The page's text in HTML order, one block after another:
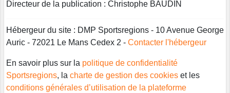
Directeur de la publication : Christophe BAUDIN
Hébergeur du site : DMP Sportsregions - 10 Avenue George
Auric - 72021 Le Mans Cedex 2 - Contacter l'hébergeur
En savoir plus sur la politique de confidentialité
Sportsregions, la charte de gestion des cookies et les
conditions générales d’utilisation de la plateforme